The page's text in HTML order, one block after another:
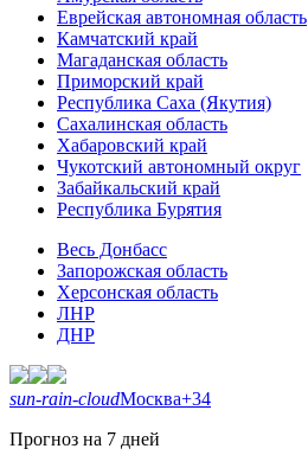
Еврейская автономная область
Камчатский край
Магаданская область
Приморский край
Республика Саха (Якутия)
Сахалинская область
Хабаровский край
Чукотский автономный округ
Забайкальский край
Республика Бурятия
Весь Донбасс
Запорожская область
Херсонская область
ЛНР
ДНР
sun-rain-cloudМосква+34
Прогноз на 7 дней